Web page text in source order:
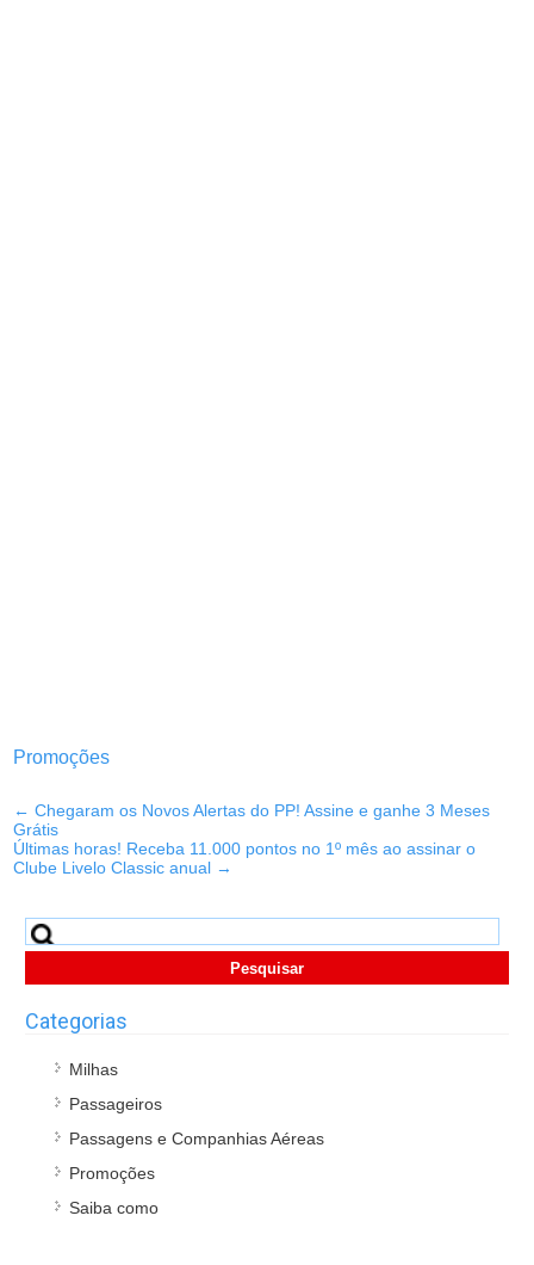
Promoções
← Chegaram os Novos Alertas do PP! Assine e ganhe 3 Meses
Grátis
Últimas horas! Receba 11.000 pontos no 1º mês ao assinar o
Clube Livelo Classic anual →
Pesquisar
por:
Categorias
Milhas
Passageiros
Passagens e Companhias Aéreas
Promoções
Saiba como